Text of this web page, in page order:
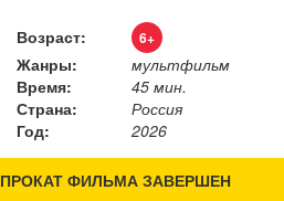
Возраст: 6+
Жанры:
мультфильм
Время:
45 мин.
Страна:
Россия
Год:
2026
ПРОКАТ ФИЛЬМА ЗАВЕРШЕН